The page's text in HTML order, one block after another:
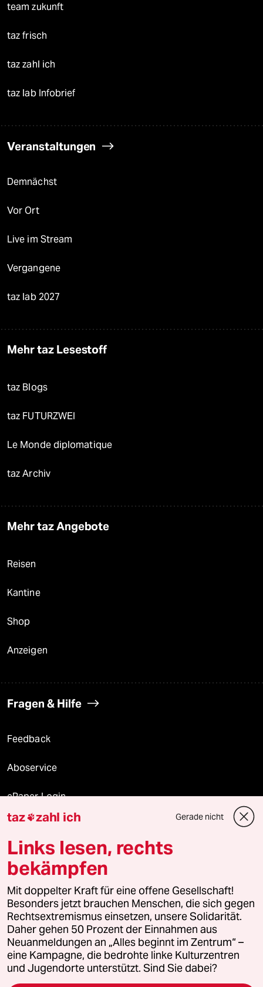
team zukunft
taz frisch
taz zahl ich
taz lab Infobrief
Veranstaltungen
Demnächst
Vor Ort
Live im Stream
Vergangene
taz lab 2027
Mehr taz Lesestoff
taz Blogs
taz FUTURZWEI
Le Monde diplomatique
taz Archiv
Mehr taz Angebote
Reisen
Kantine
Shop
Anzeigen
Fragen & Hilfe
Feedback
Aboservice
ePaper Login
Downloads für Abonnierende
© 2026 taz Verlags und Vertriebs GmbH
Alle Rechte vorbehalten. Bei rechtlichen Fragen oder für Genehmigungen
wenden Sie sich bitte an
lizenzen@taz.de
Feedback Redaktionsstatut Kommune-Richtlinien
Leitlinie Informant Datenschutz Impressum AGB
taz zahl ich Gerade nicht
Links lesen, rechts
bekämpfen
Mit doppelter Kraft für eine offene Gesellschaft!
Besonders jetzt brauchen Menschen, die sich gegen
Rechtsextremismus einsetzen, unsere Solidarität.
Daher gehen 50 Prozent der Einnahmen aus
Neuanmeldungen an „Alles beginnt im Zentrum“ –
eine Kampagne, die bedrohte linke Kulturzentren
und Jugendorte unterstützt. Sind Sie dabei?